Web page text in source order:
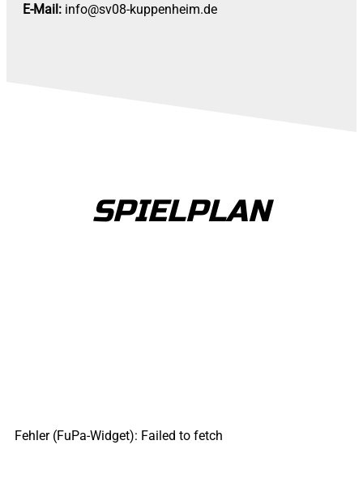
E-Mail: info@sv08-kuppenheim.de
SPIELPLAN
Fehler (FuPa-Widget): Failed to fetch